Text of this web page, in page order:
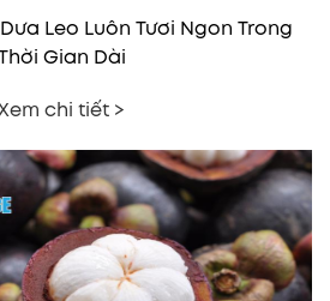
Leo Luôn Tươi Ngon Trong
Gian Dài
chi tiết >